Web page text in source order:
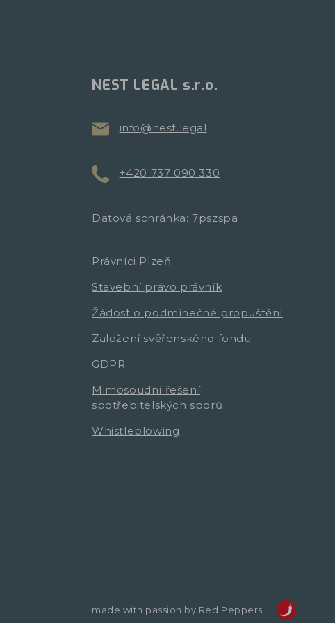
NEST LEGAL s.r.o.
info@nest.legal
+420 737 090 330
Datová schránka: 7pszspa
Právníci Plzeň
Stavební právo právník
Žádost o podmínečné propuštění
Založení svěřenského fondu
GDPR
Mimosoudní řešení
spotřebitelských sporů
Whistleblowing
made with passion by Red Peppers